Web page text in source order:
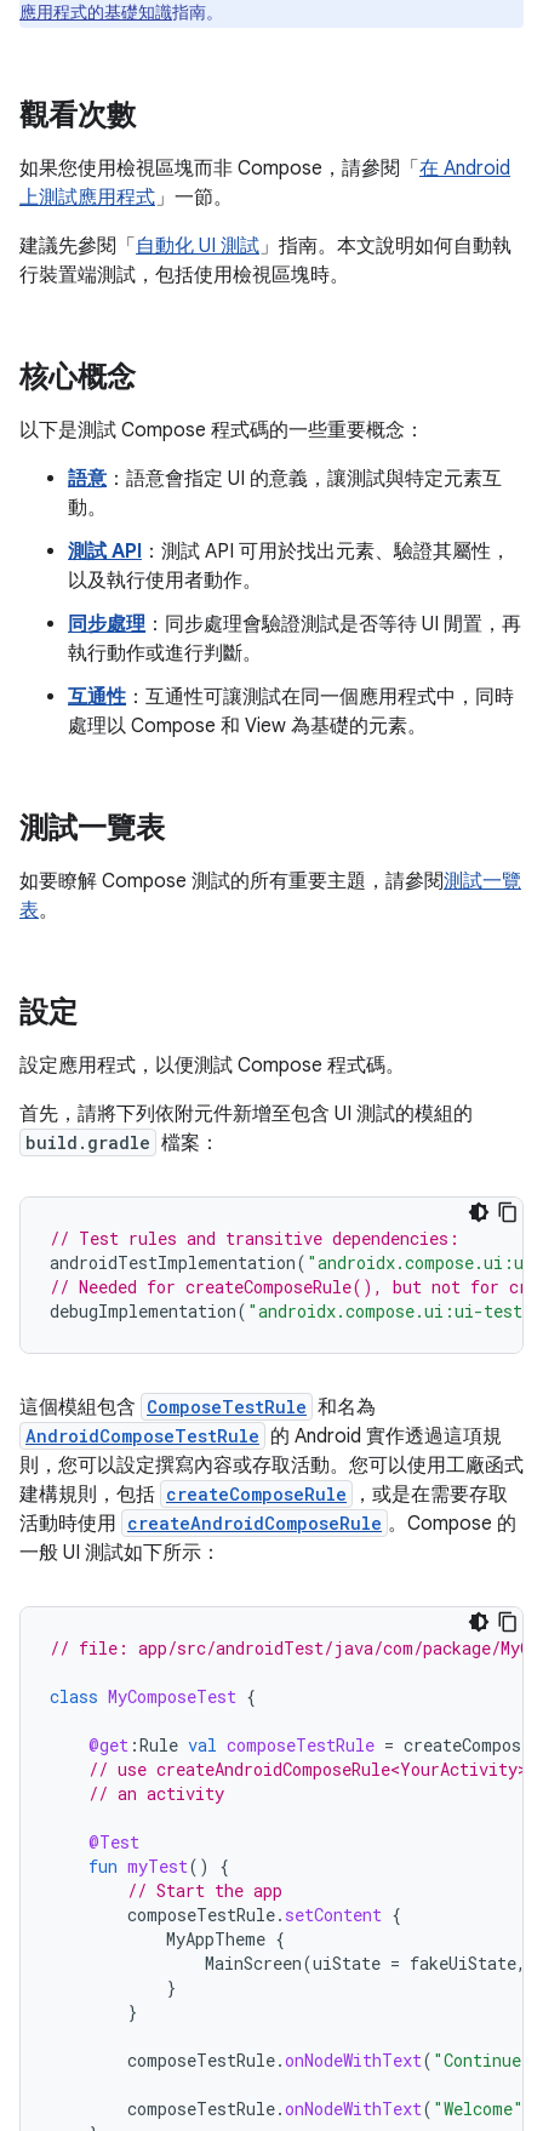
應用程式的基礎知識指南。
觀看次數
如果您使用檢視區塊而非 Compose，請參閱「 在 Android
上測試應用程式」一節。
建議先參閱「 自動化 UI 測試」指南。本文說明如何自動執
行裝置端測試，包括使用檢視區塊時。
核心概念
以下是測試 Compose 程式碼的一些重要概念：
語意：語意會指定 UI 的意義，讓測試與特定元素互
動。
測試 API ：測試 API 可用於找出元素、驗證其屬性，
以及執行使用者動作。
同步處理：同步處理會驗證測試是否等待 UI 閒置，再
執行動作或進行判斷。
互通性：互通性可讓測試在同一個應用程式中，同時
處理以 Compose 和 View 為基礎的元素。
測試一覽表
如要瞭解 Compose 測試的所有重要主題，請參閱測試一覽
表。
設定
設定應用程式，以便測試 Compose 程式碼。
首先，請將下列依附元件新增至包含 UI 測試的模組的
build.gradle 檔案：
// Test rules and transitive dependencies:
androidTestImplementation(
// Needed for createComposeRule(), but not for
debugImplementation( "androidx.compose.ui:ui-test-
這個模組包含 ComposeTestRule 和名為
AndroidComposeTestRule 的 Android 實作透過這項規
則，您可以設定撰寫內容或存取活動。您可以使用工廠函式
建構規則，包括 createComposeRule
，或是在需要存取
活動時使用 createAndroidComposeRule 。Compose 的
一般 UI 測試如下所示：
// file: app/src/androidTest/java/com/package/
class MyComposeTest {
@get :Rule val composeTestRule =
// use
// an activity
@Test
fun myTest()
{
// Start the app
composeTestRule. setContent {
MyAppTheme {
MainScreen(uiState = fakeUiState,
}
}
composeTestRule.onNodeWithText( "Continue"
composeTestRule.onNodeWithText( "Welcome"